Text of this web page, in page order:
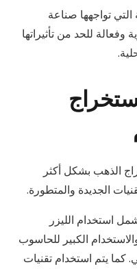
تواجهها صناعة
للحد من تأثيراتها
الذهب بشكل أكثر
الجديدة والمتطورة.
استخدام الليزر
الكبير للحاسوب
كما يتم استخدام تقنيات